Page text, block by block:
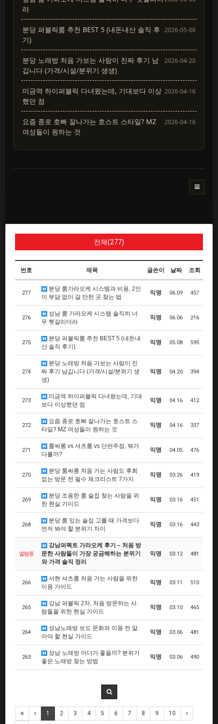
라
분당 퍼블릭룸 추천 BEST 5 (내돈내산 솔직 후
기)
2026-05-08
분당 노래방 처음 가보는 사람이 진짜 후기 남
깁니다 (가격/시설/분위기 생생)
2026-04-20
미금역 하이퍼블릭 다녀왔는데, 기대보다 이상
했던 점
2026-04-16
요즘 종로 호빠 잘나가는 호스트 스타일? MZ
여성들이 원하는 것
2026-04-16
전체(277)
번호 제목 글쓴이 날짜 조회
277
분당 룸가라오케 시스템과 비용, 2인
이 부담 없이 갈 만한 곳 찾는 법
익명 06.09 457
276
성남 룸 가라오케 시스템 솔직히 너
무 헷갈리더라
익명 06.06 216
275
분당 퍼블릭룸 추천 BEST 5 (내돈내
산 솔직 후기)
익명 05.08 595
274
분당 노래방 처음 가보는 사람이 진
짜 후기 남깁니다 (가격/시설/분위기 생
생)
익명 04.20 394
273
미금역 하이퍼블릭 다녀왔는데, 기대
보다 이상했던 점
익명 04.16 412
272
요즘 종로 호빠 잘나가는 호스트 스
타일? MZ 여성들이 원하는 것
익명 04.16 337
271
룸싸롱 vs 셔츠룸 vs 단란주점, 뭐가
다를까?
익명 04.05 476
270
분당 룸싸롱 처음 가는 사람도 후회
없는 방문 전 필수 체크리스트 7가지
익명 03.26 419
269
분당 조용한 룸 술집 찾는 사람을 위
한 현실 가이드
익명 03.16 451
268
분당 룸 있는 술집 고를 때 가격보다
먼저 봐야 할 분위기 차이
익명 03.16 443
열람중
강남퍼펙트 가라오케 후기 – 처음 방
문한 사람들이 가장 궁금해하는 분위기
와 가격 솔직 정리
익명 03.12 481
266
서현 셔츠룸 처음 가는 사람을 위한
이용 가이드
익명 03.11 510
265
강남 퍼블릭 2차, 처음 방문하는 사
람들을 위한 현실 가이드
익명 03.10 465
264
성남노래방 보도 문화와 이용 전 알
아야 할 현실 가이드
익명 03.06 481
263
성남 노래방 어디가 좋을까? 분위기
좋은 노래방 찾는 방법
익명 03.06 490
1 2 3 4 5 6 7 8 9 10